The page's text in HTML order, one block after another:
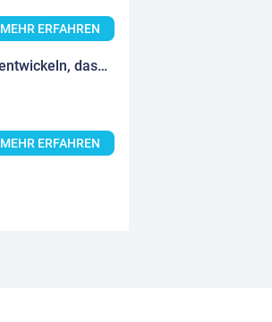
Das Projekt Referenzkraftwerk Lausitz (RefLau) zielt darauf ab, ein zukunftsweisendes Kraftwerk zu entwickeln, das eine klimafreundliche Strom- und Wärmeerzeugung ermöglicht. Es wird auf die Nutzung von Wasserstoff sowie...
MEHR ERFAHREN
MEHR ERFAHREN